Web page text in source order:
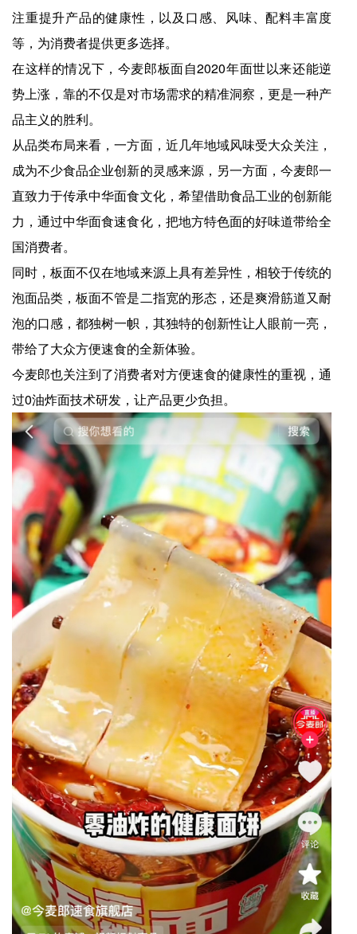
注重提升产品的健康性，以及口感、风味、配料丰富度
等，为消费者提供更多选择。
在这样的情况下，今麦郎板面自2020年面世以来还能逆
势上涨，靠的不仅是对市场需求的精准洞察，更是一种产
品主义的胜利。
从品类布局来看，一方面，近几年地域风味受大众关注，
成为不少食品企业创新的灵感来源，另一方面，今麦郎一
直致力于传承中华面食文化，希望借助食品工业的创新能
力，通过中华面食速食化，把地方特色面的好味道带给全
国消费者。
同时，板面不仅在地域来源上具有差异性，相较于传统的
泡面品类，板面不管是二指宽的形态，还是爽滑筋道又耐
泡的口感，都独树一帜，其独特的创新性让人眼前一亮，
带给了大众方便速食的全新体验。
今麦郎也关注到了消费者对方便速食的健康性的重视，通
过0油炸面技术研发，让产品更少负担。